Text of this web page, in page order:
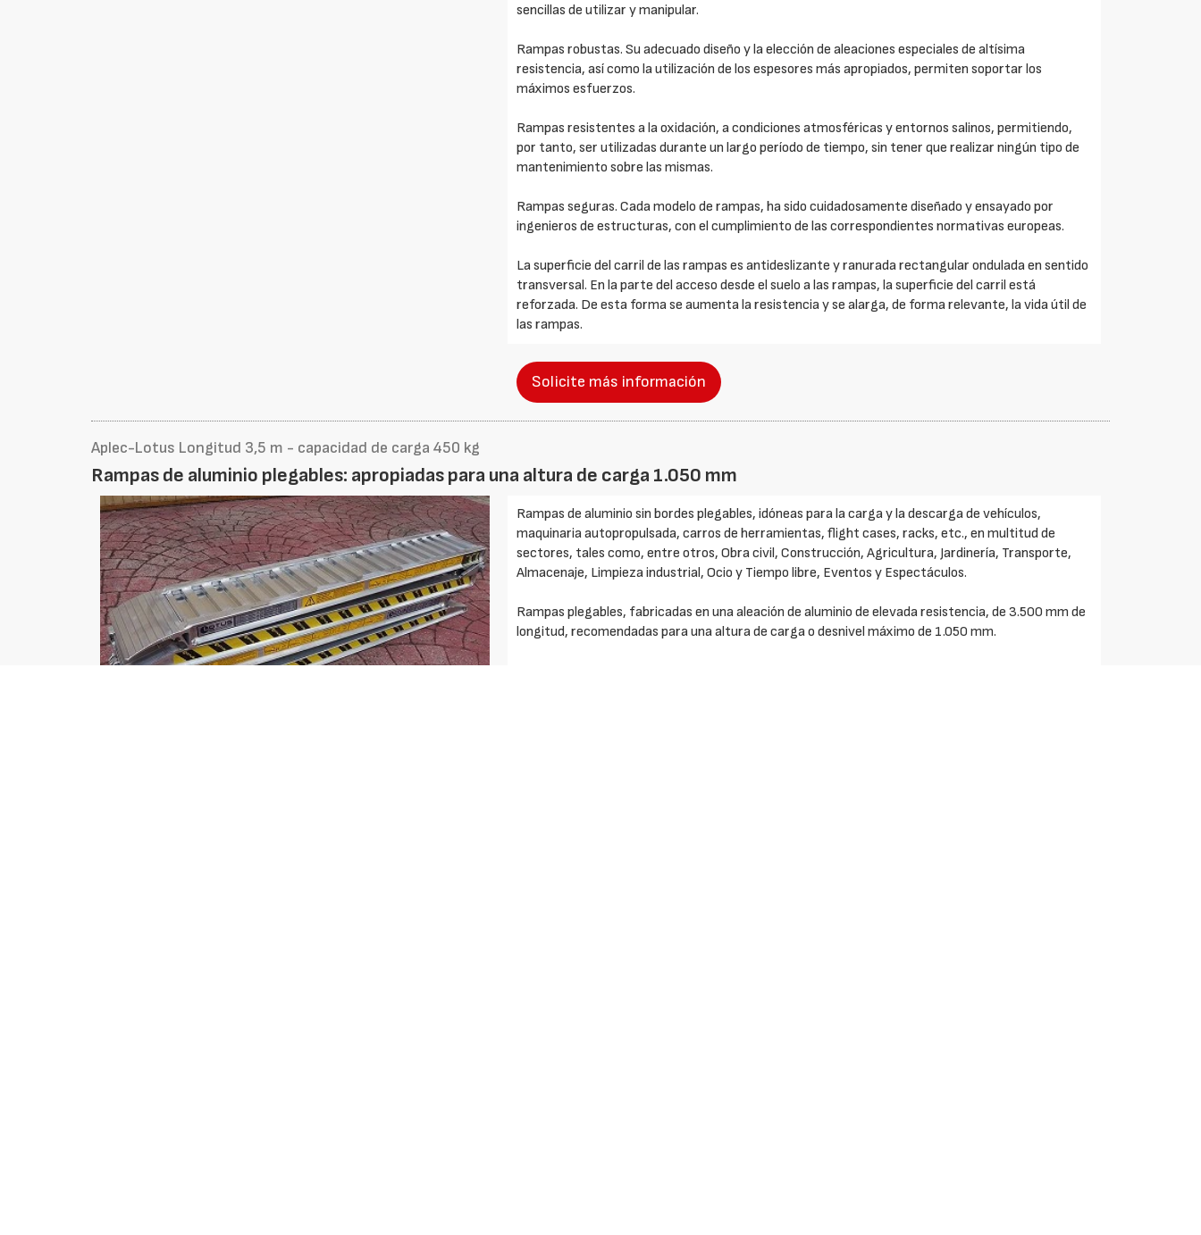
sencillas de utilizar y manipular.
Rampas robustas. Su adecuado diseño y la elección de aleaciones especiales de altísima
resistencia, así como la utilización de los espesores más apropiados, permiten soportar los
máximos esfuerzos.
Rampas resistentes a la oxidación, a condiciones atmosféricas y entornos salinos, permitiendo,
por tanto, ser utilizadas durante un largo período de tiempo, sin tener que realizar ningún tipo de
mantenimiento sobre las mismas.
Rampas seguras. Cada modelo de rampas, ha sido cuidadosamente diseñado y ensayado por
ingenieros de estructuras, con el cumplimiento de las correspondientes normativas europeas.
La superficie del carril de las rampas es antideslizante y ranurada rectangular ondulada en sentido
transversal. En la parte del acceso desde el suelo a las rampas, la superficie del carril está
reforzada. De esta forma se aumenta la resistencia y se alarga, de forma relevante, la vida útil de
las rampas.
Solicite más información
Aplec-Lotus Longitud 3,5 m - capacidad de carga 450 kg
Rampas de aluminio plegables: apropiadas para una altura de carga 1.050 mm
Rampas de aluminio sin bordes plegables, idóneas para la carga y la descarga de vehículos,
maquinaria autopropulsada, carros de herramientas, flight cases, racks, etc., en multitud de
sectores, tales como, entre otros, Obra civil, Construcción, Agricultura, Jardinería, Transporte,
Almacenaje, Limpieza industrial, Ocio y Tiempo libre, Eventos y Espectáculos.
Rampas plegables, fabricadas en una aleación de aluminio de elevada resistencia, de 3.500 mm de
longitud, recomendadas para una altura de carga o desnivel máximo de 1.050 mm.